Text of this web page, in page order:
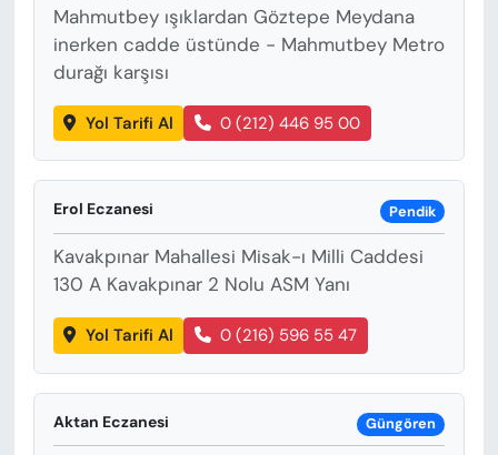
Mahmutbey ışıklardan Göztepe Meydana
inerken cadde üstünde - Mahmutbey Metro
durağı karşısı
Yol Tarifi Al 0 (212) 446 95 00
Erol Eczanesi Pendik
Kavakpınar Mahallesi Misak-ı Milli Caddesi
130 A Kavakpınar 2 Nolu ASM Yanı
Yol Tarifi Al 0 (216) 596 55 47
Aktan Eczanesi Güngören